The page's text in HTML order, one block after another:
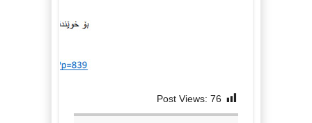
Post Views: 76